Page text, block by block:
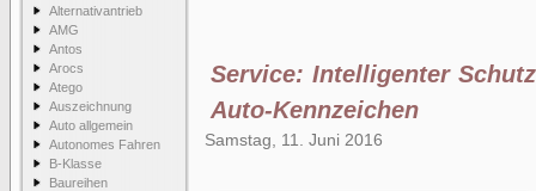
Alternativantrieb
AMG
Antos
Arocs
Atego
Auszeichnung
Auto allgemein
Autonomes Fahren
B-Klasse
Baureihen
Service: Intelligenter
Auto-Kennzeichen
Samstag, 11. Juni 2016